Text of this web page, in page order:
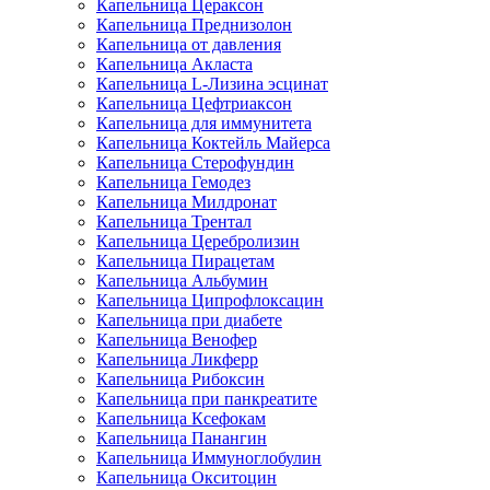
Капельница Цераксон
Капельница Преднизолон
Капельница от давления
Капельница Акласта
Капельница L-Лизина эсцинат
Капельница Цефтриаксон
Капельница для иммунитета
Капельница Коктейль Майерса
Капельница Стерофундин
Капельница Гемодез
Капельница Милдронат
Капельница Трентал
Капельница Церебролизин
Капельница Пирацетам
Капельница Альбумин
Капельница Ципрофлоксацин
Капельница при диабете
Капельница Венофер
Капельница Ликферр
Капельница Рибоксин
Капельница при панкреатите
Капельница Ксефокам
Капельница Панангин
Капельница Иммуноглобулин
Капельница Окситоцин